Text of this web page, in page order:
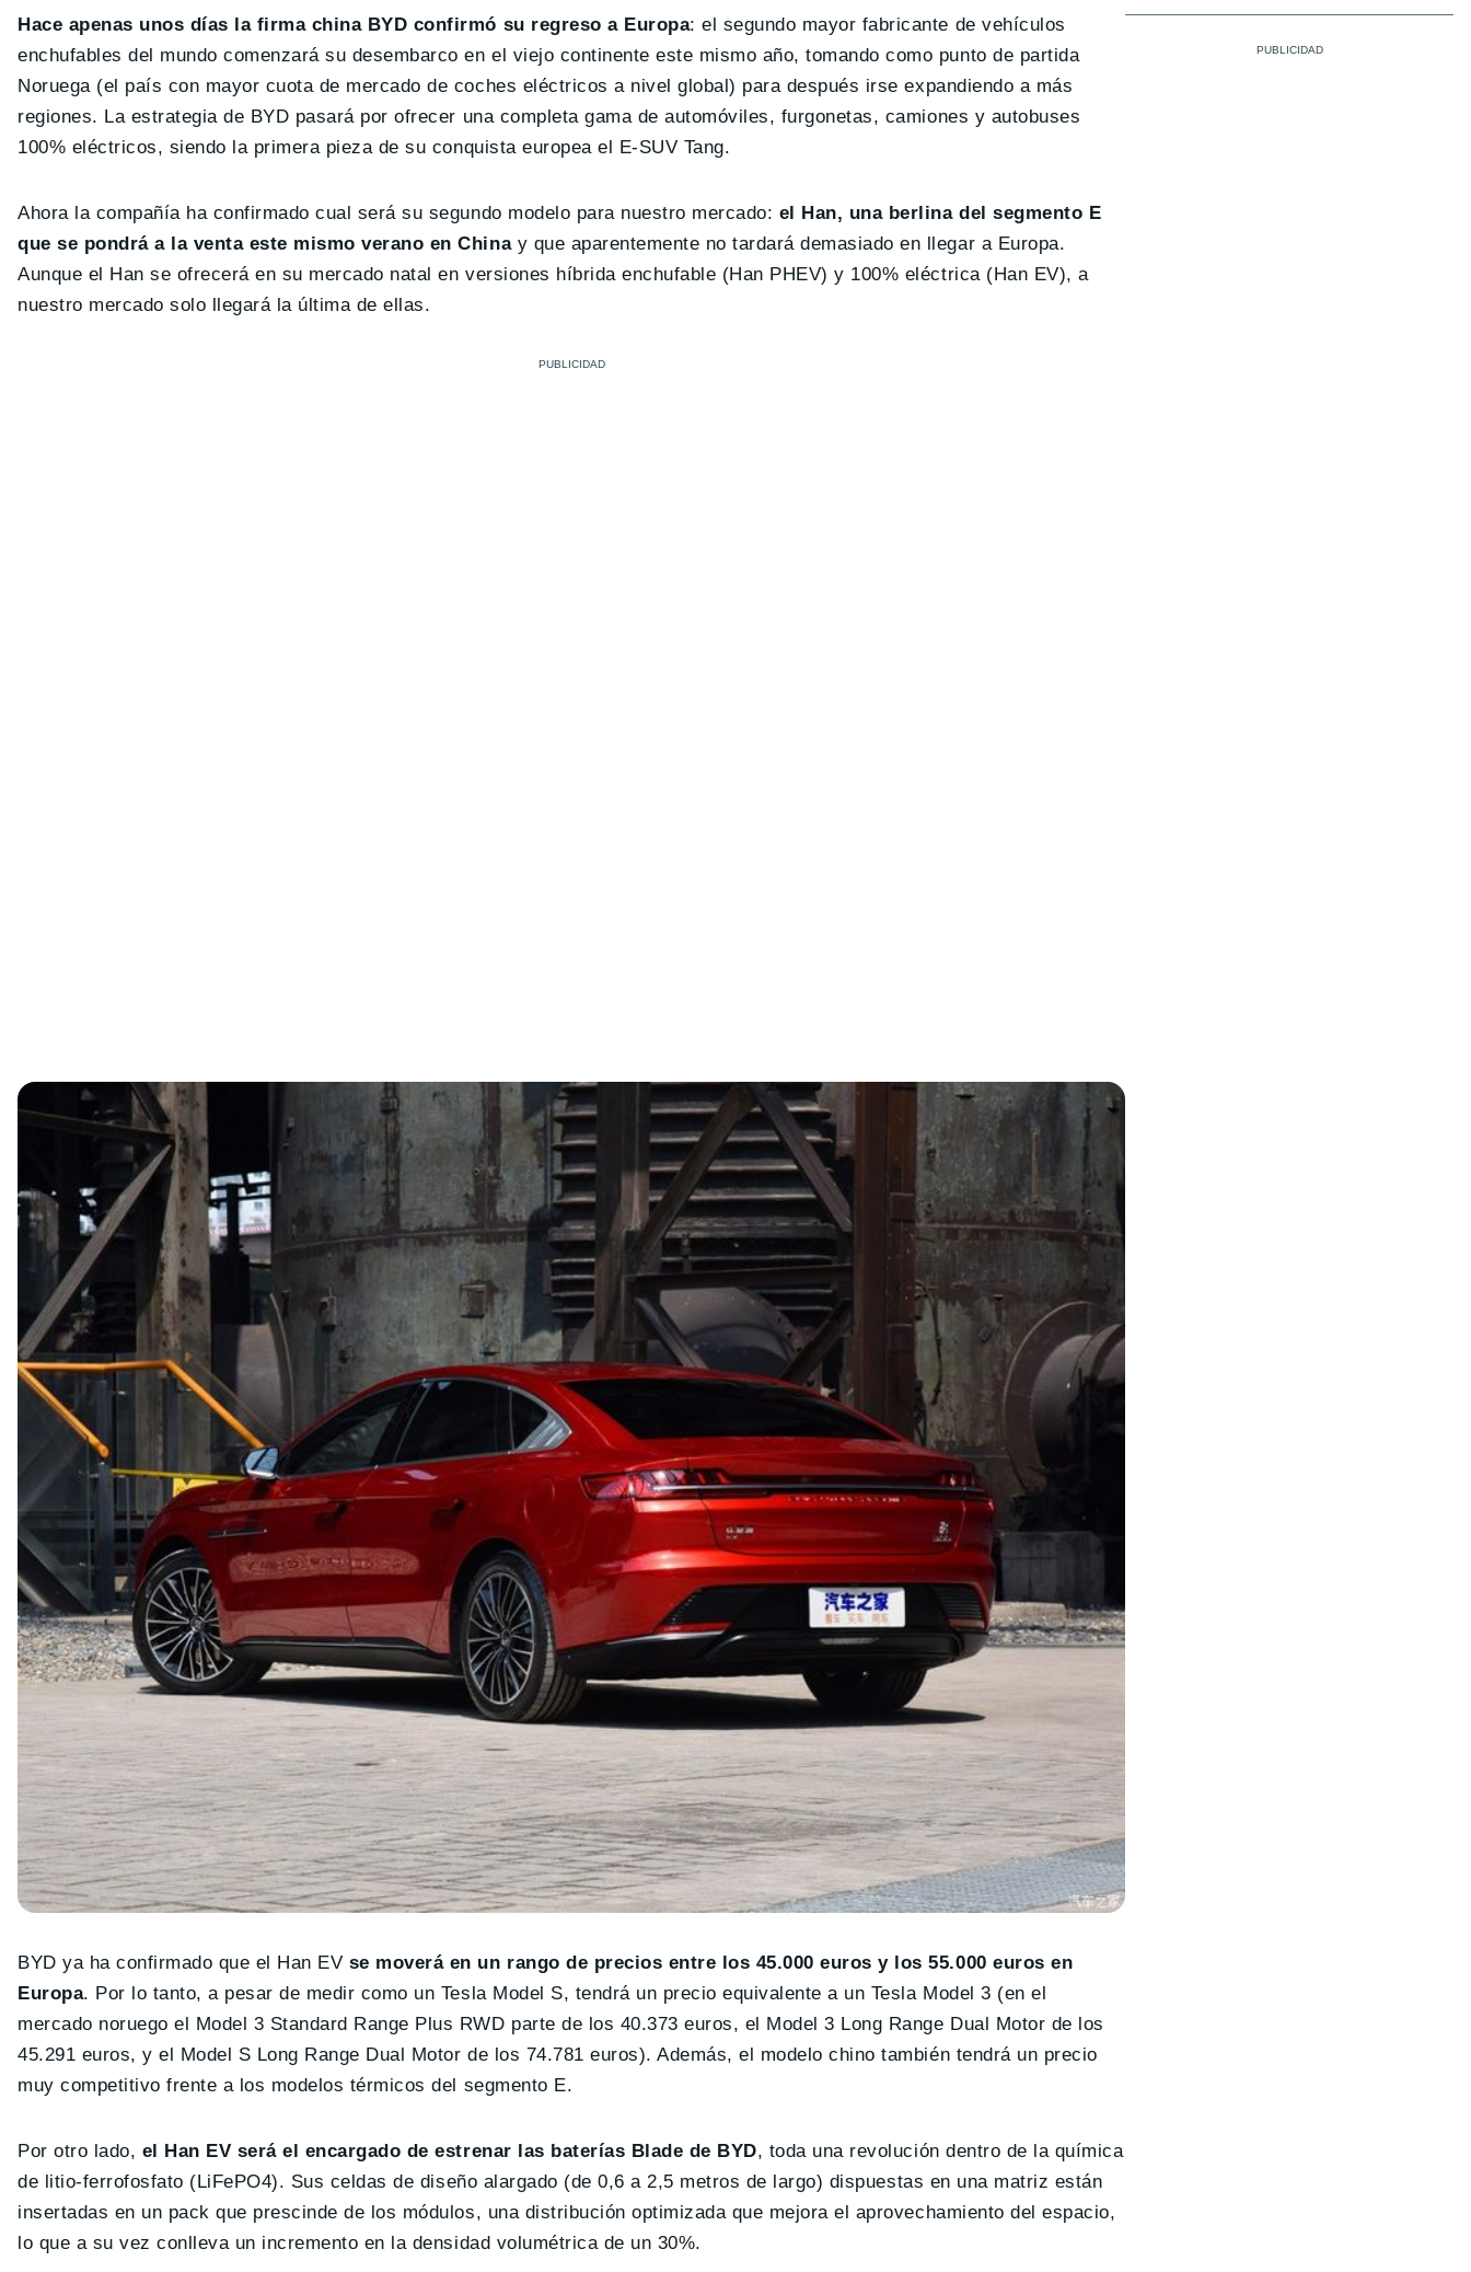
Hace apenas unos días la firma china BYD confirmó su regreso a Europa: el segundo mayor fabricante de vehículos
enchufables del mundo comenzará su desembarco en el viejo continente este mismo año, tomando como punto de partida
Noruega (el país con mayor cuota de mercado de coches eléctricos a nivel global) para después irse expandiendo a más
regiones. La estrategia de BYD pasará por ofrecer una completa gama de automóviles, furgonetas, camiones y autobuses
100% eléctricos, siendo la primera pieza de su conquista europea el E-SUV Tang.
Ahora la compañía ha confirmado cual será su segundo modelo para nuestro mercado: el Han, una berlina del segmento E
que se pondrá a la venta este mismo verano en Chinay que aparentemente no tardará demasiado en llegar a Europa.
Aunque el Han se ofrecerá en su mercado natal en versiones híbrida enchufable (Han PHEV) y 100% eléctrica (Han EV), a
nuestro mercado solo llegará la última de ellas.
BYD ya ha confirmado que el Han EV se moverá en un rango de precios entre los 45.000 euros y los 55.000 euros en
Europa. Por lo tanto, a pesar de medir como un Tesla Model S, tendrá un precio equivalente a un Tesla Model 3 (en el
mercado noruego el Model 3 Standard Range Plus RWD parte de los 40.373 euros, el Model 3 Long Range Dual Motor de los
45.291 euros, y el Model S Long Range Dual Motor de los 74.781 euros). Además, el modelo chino también tendrá un precio
muy competitivo frente a los modelos térmicos del segmento E.
Por otro lado, el Han EV será el encargado de estrenar las baterías Blade de BYD, toda una revolución dentro de la química
de litio-ferrofosfato (LiFePO4). Sus celdas de diseño alargado (de 0,6 a 2,5 metros de largo) dispuestas en una matriz están
insertadas en un pack que prescinde de los módulos, una distribución optimizada que mejora el aprovechamiento del espacio,
lo que a su vez conlleva un incremento en la densidad volumétrica de un 30%.